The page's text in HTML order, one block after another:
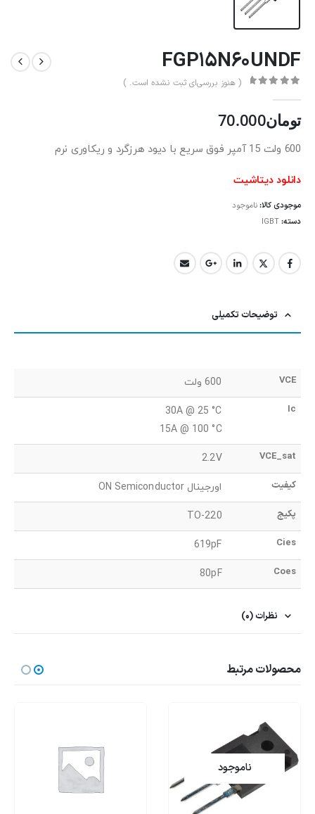
FGP15N60UNDF
( هنوز بررسی‌ای ثبت نشده است. )
تومان70.000
600 ولت 15 آمپر فوق سریع با دیود هرزگرد و ریکاوری نرم
دانلود دیتاشیت
موجودی کالا:ناموجود
دسته:IGBT
توضیحات تکمیلی
VCE 600 ولت
Ic
30A @ 25 °C
15A @ 100 °C
VCE_sat
2.2V
کیفیت اورجینال ON Semiconductor
پکیج TO-220
Cies
619pF
Coes
80pF
نظرات (0)
محصولات مرتبط
ناموجود